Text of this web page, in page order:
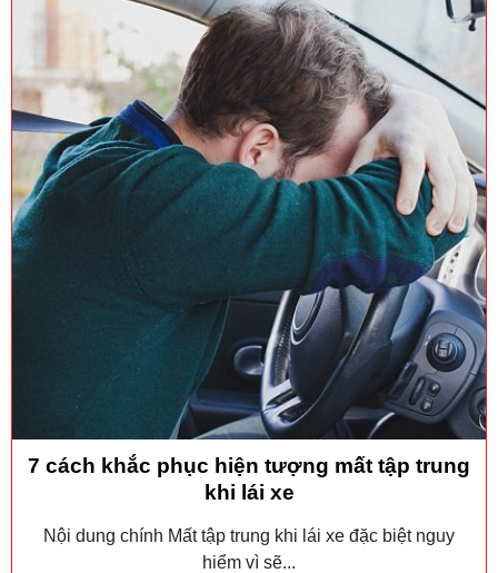
7 cách khắc phục hiện tượng mất tập trung
khi lái xe
Nội dung chính Mất tập trung khi lái xe đặc biệt nguy
hiểm vì sẽ...